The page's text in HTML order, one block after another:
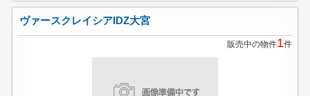
ヴァースクレイシアIDZ大宮
販売中の物件1件